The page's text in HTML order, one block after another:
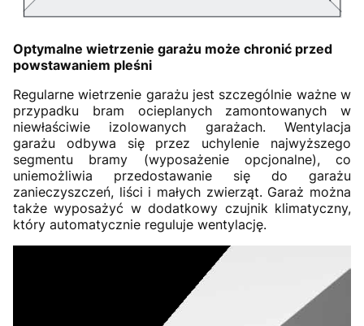
Optymalne wietrzenie garażu może chronić przed
powstawaniem pleśni
Regularne wietrzenie garażu jest szczególnie ważne w
przypadku bram ocieplanych zamontowanych w
niewłaściwie izolowanych garażach. Wentylacja
garażu odbywa się przez uchylenie najwyższego
segmentu bramy (wyposażenie opcjonalne), co
uniemożliwia przedostawanie się do garażu
zanieczyszczeń, liści i małych zwierząt. Garaż można
także wyposażyć w dodatkowy czujnik klimatyczny,
który automatycznie reguluje wentylację.